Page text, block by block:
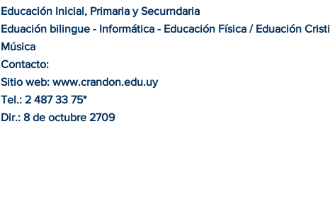
Educación Inicial, Primaria y Securndaria
Eduación bilingue - Informática - Educación Física / Eduación
Música
Contacto:
Sitio web: www.crandon.edu.uy
Tel.: 2 487 33 75*
Dir.: 8 de octubre 2709